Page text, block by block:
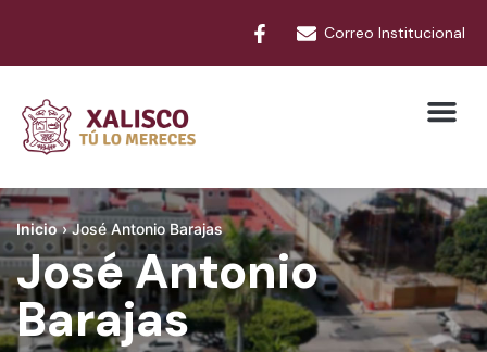
Correo Institucional
Inicio›José Antonio Barajas
José Antonio
Barajas